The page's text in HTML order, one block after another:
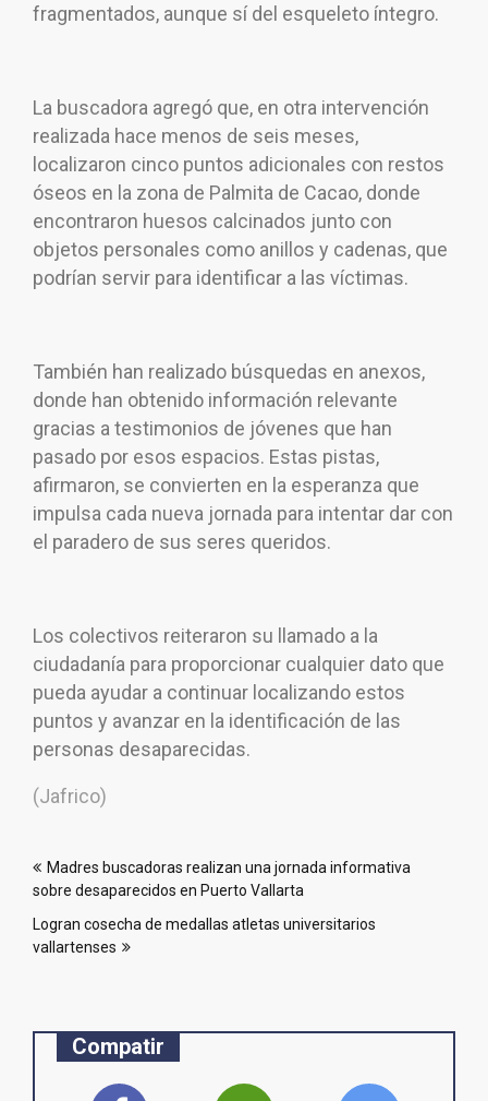
fragmentados, aunque sí del esqueleto íntegro.
La buscadora agregó que, en otra intervención
realizada hace menos de seis meses,
localizaron cinco puntos adicionales con restos
óseos en la zona de Palmita de Cacao, donde
encontraron huesos calcinados junto con
objetos personales como anillos y cadenas, que
podrían servir para identificar a las víctimas.
También han realizado búsquedas en anexos,
donde han obtenido información relevante
gracias a testimonios de jóvenes que han
pasado por esos espacios. Estas pistas,
afirmaron, se convierten en la esperanza que
impulsa cada nueva jornada para intentar dar con
el paradero de sus seres queridos.
Los colectivos reiteraron su llamado a la
ciudadanía para proporcionar cualquier dato que
pueda ayudar a continuar localizando estos
puntos y avanzar en la identificación de las
personas desaparecidas.
(Jafrico)
de
entradas
Madres buscadoras realizan una jornada informativa
sobre desaparecidos en Puerto Vallarta
Logran cosecha de medallas atletas universitarios
vallartenses
Compatir